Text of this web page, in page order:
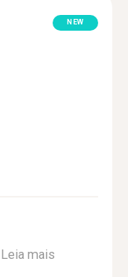
NEW
Leia mais